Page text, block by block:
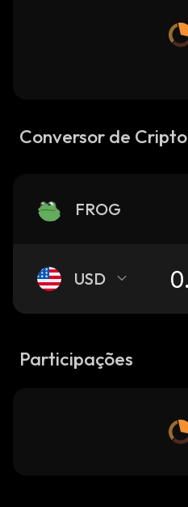
Conversor de Cripto
FROG
USD
Participações